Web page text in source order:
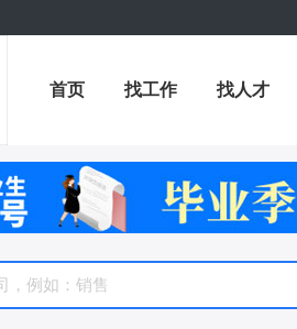
首页 找工作 找人才
公招 职位专题 商城